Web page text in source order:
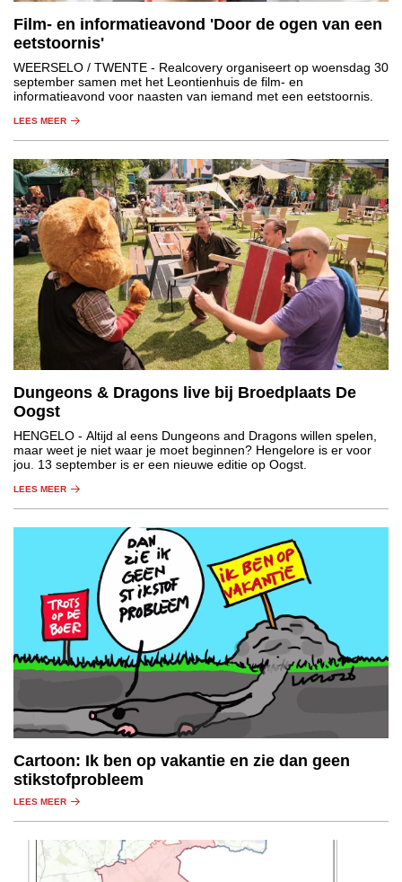
Film- en informatieavond 'Door de ogen van een
eetstoornis'
WEERSELO / TWENTE - Realcovery organiseert op woensdag 30
september samen met het Leontienhuis de film- en
informatieavond voor naasten van iemand met een eetstoornis.
LEES MEER
Dungeons & Dragons live bij Broedplaats De
Oogst
HENGELO - Altijd al eens Dungeons and Dragons willen spelen,
maar weet je niet waar je moet beginnen? Hengelore is er voor
jou. 13 september is er een nieuwe editie op Oogst.
LEES MEER
Cartoon: Ik ben op vakantie en zie dan geen
stikstofprobleem
LEES MEER